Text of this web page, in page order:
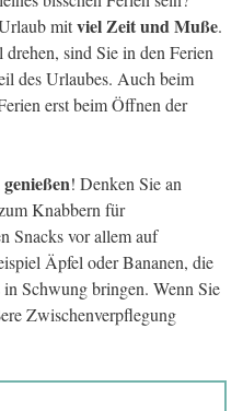
mitviel Zeit und Muße.
sind Sie in den Ferien
des Urlaubes. Auch beim
erst beim Öffnen der
! Denken Sie an
Knabbern für
Snacks vor allem auf
Äpfel oder Bananen, die
Schwung bringen. Wenn Sie
Zwischenverpflegung